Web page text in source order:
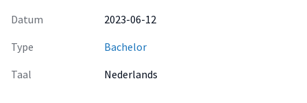
Datum
2023-06-12
Type
Bachelor
Taal
Nederlands